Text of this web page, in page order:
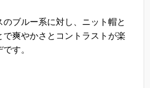
ブルー系に対し、ニット帽と
爽やかさとコントラストが楽
す。